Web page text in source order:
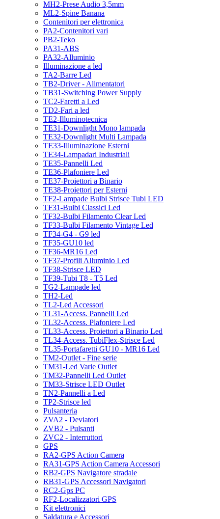
MH2-Prese Audio 3,5mm
ML2-Spine Banana
Contenitori per elettronica
PA2-Contenitori vari
PB2-Teko
PA31-ABS
PA32-Alluminio
Illuminazione a led
TA2-Barre Led
TB2-Driver - Alimentatori
TB31-Switching Power Supply
TC2-Faretti a Led
TD2-Fari a led
TE2-Illuminotecnica
TE31-Downlight Mono lampada
TE32-Downlight Multi Lampada
TE33-Illuminazione Esterni
TE34-Lampadari Industriali
TE35-Pannelli Led
TE36-Plafoniere Led
TE37-Proiettori a Binario
TE38-Proiettori per Esterni
TF2-Lampade Bulbi Strisce Tubi LED
TF31-Bulbi Classici Led
TF32-Bulbi Filamento Clear Led
TF33-Bulbi Filamento Vintage Led
TF34-G4 - G9 led
TF35-GU10 led
TF36-MR16 Led
TF37-Profili Alluminio Led
TF38-Strisce LED
TF39-Tubi T8 - T5 Led
TG2-Lampade led
TH2-Led
TL2-Led Accessori
TL31-Access. Pannelli Led
TL32-Access. Plafoniere Led
TL33-Access. Proiettori a Binario Led
TL34-Access. TubiFlex-Strisce Led
TL35-Portafaretti GU10 - MR16 Led
TM2-Outlet - Fine serie
TM31-Led Varie Outlet
TM32-Pannelli Led Outlet
TM33-Strisce LED Outlet
TN2-Pannelli a Led
TP2-Strisce led
Pulsanteria
ZVA2 - Deviatori
ZVB2 - Pulsanti
ZVC2 - Interruttori
GPS
RA2-GPS Action Camera
RA31-GPS Action Camera Accessori
RB2-GPS Navigatore stradale
RB31-GPS Accessori Navigatori
RC2-Gps PC
RF2-Localizzatori GPS
Kit elettronici
Saldatura e Accessori